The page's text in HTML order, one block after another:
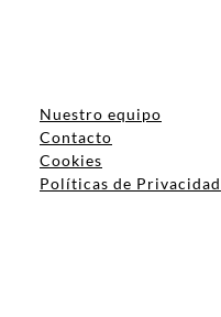
Nuestro equipo
Contacto
Cookies
Políticas de Privacidad